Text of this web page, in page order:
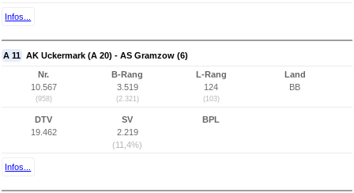
Infos...
A 11 AK Uckermark (A 20) - AS Gramzow (6)
Nr.
10.567
(958)
B-Rang
3.519
(2.321)
L-Rang
124
(103)
Land
BB
DTV
19.462
SV
2.219
(11,4%)
BPL
Infos...